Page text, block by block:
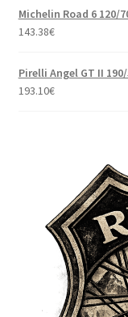
Michelin Road 6 120/
143.38€
Pirelli Angel GT II
193.10€